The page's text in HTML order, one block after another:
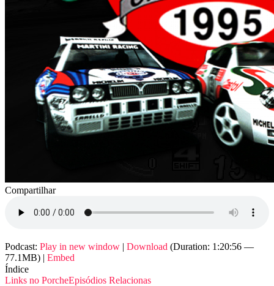
Compartilhar
Podcast: Play in new window | Download (Duration: 1:20:56 —
77.1MB) | Embed
Índice
Links no PorcheEpisódios Relacionas